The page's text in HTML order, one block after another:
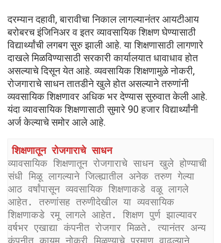
दरम्यान दहावी, बारावीचा निकाल लागल्यानंतर आयटीआय
बरोबरच इंजिनिअर व इतर व्यावसायिक शिक्षण घेण्यासाठी
विद्यार्थ्यांची लगबग सुरु झाली आहे. या शिक्षणासाठी लागणारे
दाखले मिळविण्यासाठी सरकारी कार्यालयात धावाधाव होत
असल्याचे दिसून येत आहे. व्यवसायिक शिक्षणामुळे नोकरी,
रोजगाराचे साधन तातडीने खुले होत असल्याने तरुणांनी
व्यवसायिक शिक्षणावर अधिक भर देण्यास सुरुवात केली आहे.
यंदा व्यावसायिक शिक्षणासाठी सुमारे 90 हजार विद्यार्थ्यांनी
अर्ज केल्याचे समोर आले आहे.
शिक्षणातून रोजगाराचे साधन
व्यावसायिक शिक्षणातून रोजगाराचे साधन खुले होण्याची
संधी मिळू लागल्याने जिल्ह्यातील अनेक तरुण गेल्या
आठ वर्षांपासून व्यवसायिक शिक्षणाकडे वळू लागले
आहेत. तरुणांसह तरुणीदेखील या व्यवसायिक
शिक्षणाकडे रमू लागले आहेत. शिक्षण पुर्ण झाल्यावर
वर्षभर एखाद्या कंपनीत रोजगार मिळते. त्यानंतर अन्य
कंपनीत कायम नोकरी मिळण्याचे प्रमाण वाढल्याने